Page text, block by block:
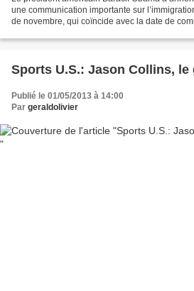
une communication importante sur
de novembre, qui coïncide avec la date de
Sports U.S.: Jason Collins, le
Publié le 01/05/2013 à 14:00
Par geraldolivier